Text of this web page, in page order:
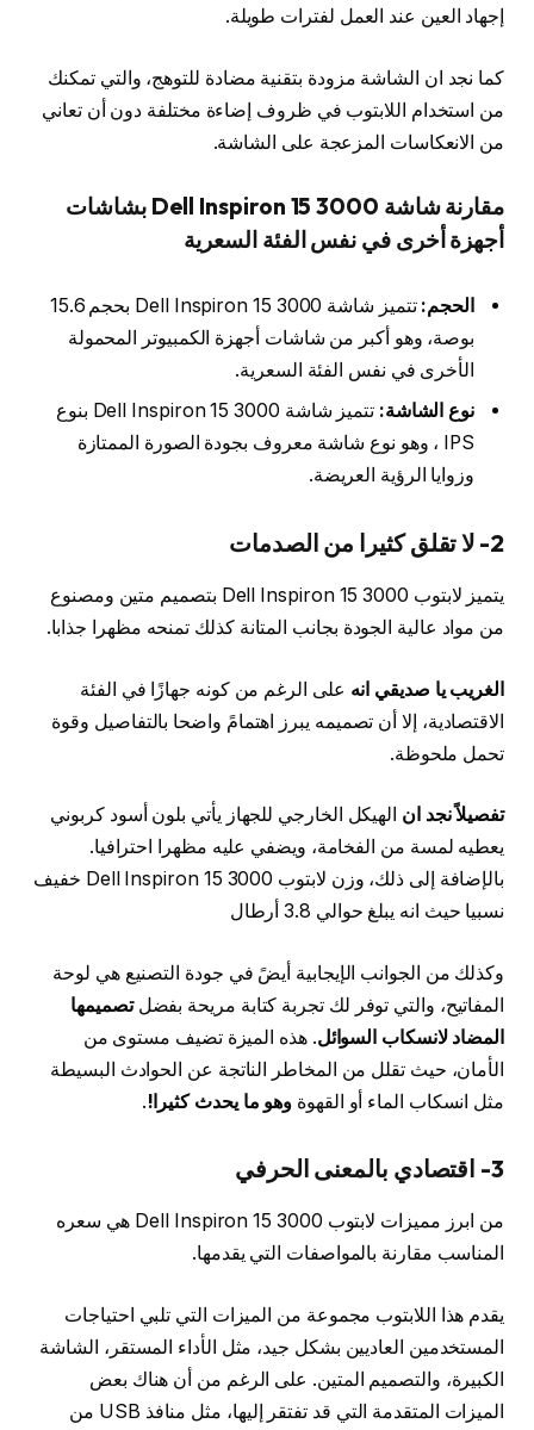
إجهاد العين عند العمل لفترات طويلة.
كما نجد ان الشاشة مزودة بتقنية مضادة للتوهج، والتي تمكنك
من استخدام اللابتوب في ظروف إضاءة مختلفة دون أن تعاني
من الانعكاسات المزعجة على الشاشة.
مقارنة شاشة Dell Inspiron 15 3000 بشاشات
أجهزة أخرى في نفس الفئة السعرية
الحجم:
تتميز شاشة Dell Inspiron 15 3000 بحجم 15.6
بوصة، وهو أكبر من شاشات أجهزة الكمبيوتر المحمولة
الأخرى في نفس الفئة السعرية.
نوع الشاشة:
تتميز شاشة Dell Inspiron 15 3000 بنوع
IPS ، وهو نوع شاشة معروف بجودة الصورة الممتازة
وزوايا الرؤية العريضة.
2- لا تقلق كثيرا من الصدمات
يتميز لابتوب Dell Inspiron 15 3000 بتصميم متين ومصنوع
من مواد عالية الجودة بجانب المتانة كذلك تمنحه مظهرا جذابا.
الغريب يا صديقي انه على الرغم من كونه جهازًا في الفئة
الاقتصادية، إلا أن تصميمه يبرز اهتمامً واضحا بالتفاصيل وقوة
تحمل ملحوظة.
تفصيلاً نجد ان الهيكل الخارجي للجهاز يأتي بلون أسود كربوني
يعطيه لمسة من الفخامة، ويضفي عليه مظهرا احترافيا.
بالإضافة إلى ذلك، وزن لابتوب Dell Inspiron 15 3000 خفيف
نسبيا حيث انه يبلغ حوالي 3.8 أرطال
وكذلك من الجوانب الإيجابية أيضً في جودة التصنيع هي لوحة
المفاتيح، والتي توفر لك تجربة كتابة مريحة بفضلتصميمها
المضاد لانسكاب السوائل. هذه الميزة تضيف مستوى من
الأمان، حيث تقلل من المخاطر الناتجة عن الحوادث البسيطة
مثل انسكاب الماء أو القهوة وهو ما يحدث كثيرا!.
3- اقتصادي بالمعنى الحرفي
من ابرز مميزات لابتوب Dell Inspiron 15 3000 هي سعره
المناسب مقارنة بالمواصفات التي يقدمها.
يقدم هذا اللابتوب مجموعة من الميزات التي تلبي احتياجات
المستخدمين العاديين بشكل جيد، مثل الأداء المستقر، الشاشة
الكبيرة، والتصميم المتين. على الرغم من أن هناك بعض
الميزات المتقدمة التي قد تفتقر إليها، مثل منافذ USB من